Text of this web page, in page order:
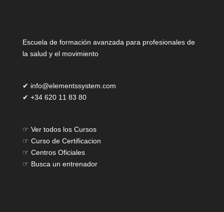
Escuela de formación avanzada para profesionales de
la salud y el movimiento
✔ info@elementssystem.com
✔ +34 620 11 83 80
☞ Ver todos los Cursos
☞ Curso de Certificacion
☞ Centros Oficiales
☞ Busca un entrenador